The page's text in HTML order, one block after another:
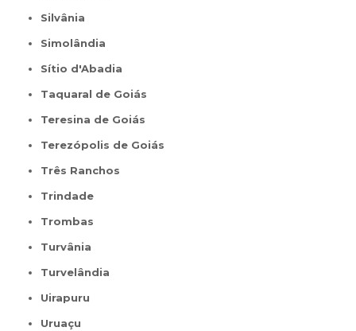
Silvânia
Simolândia
Sítio d'Abadia
Taquaral de Goiás
Teresina de Goiás
Terezópolis de Goiás
Três Ranchos
Trindade
Trombas
Turvânia
Turvelândia
Uirapuru
Uruaçu